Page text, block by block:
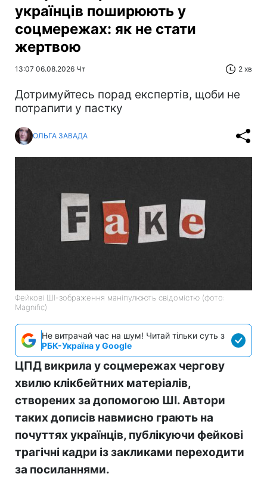
українців поширюють у
соцмережах: як не стати
жертвою
13:07 06.08.2026 Чт 2 хв
Дотримуйтесь порад експертів, щоби не
потрапити у пастку
ОЛЬГА ЗАВАДА
Фейкові ШІ-зображення маніпулюють свідомістю (фото:
Magnific)
Не витрачай час на шум! Читай тільки суть з
РБК-Україна у Google
ЦПД викрила у соцмережах чергову
хвилю клікбейтних матеріалів,
створених за допомогою ШІ. Автори
таких дописів навмисно грають на
почуттях українців, публікуючи фейкові
трагічні кадри із закликами переходити
за посиланнями.